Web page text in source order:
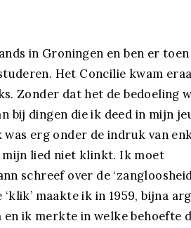
in Groningen en ben er
Het Concilie kwam
Zonder dat het de bedoeling
bij dingen die ik deed in mijn
was erg onder de indruk van
mijn lied niet klinkt. Ik moet
schreef over de
maakte ik in 1959, bijna
en ik merkte in welke behoefte